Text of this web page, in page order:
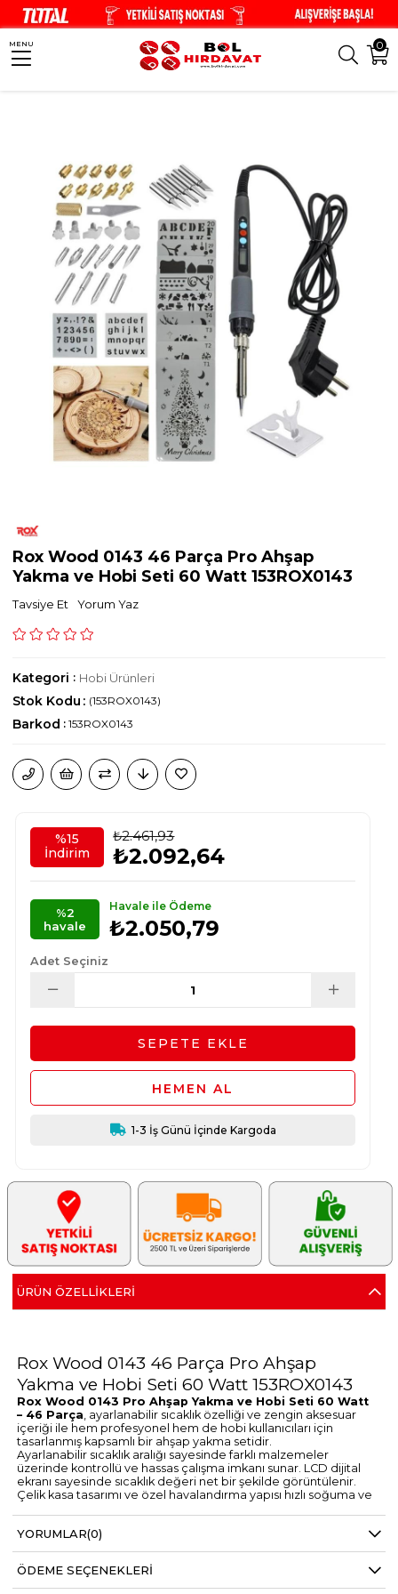
0
MENU
Rox Wood 0143 46 Parça Pro Ahşap
Yakma ve Hobi Seti 60 Watt 153ROX0143
Tavsiye Et Yorum Yaz
Kategori : Hobi Ürünleri
(153ROX0143)
Stok Kodu
Barkod : 153ROX0143
%15
İndirim
₺2.461,93
₺2.092,64
Havale ile Ödeme
₺2.050,79
%2
havale
Adet Seçiniz
1-3 İş Günü İçinde Kargoda
ÜRÜN ÖZELLIKLERI
Rox Wood 0143 46 Parça Pro Ahşap
Yakma ve Hobi Seti 60 Watt 153ROX0143
Rox Wood 0143 Pro Ahşap Yakma ve Hobi Seti 60 Watt
– 46 Parça , ayarlanabilir sıcaklık özelliği ve zengin aksesuar
içeriği ile hem profesyonel hem de hobi kullanıcıları için
tasarlanmış kapsamlı bir ahşap yakma setidir.
Ayarlanabilir sıcaklık aralığı sayesinde farklı malzemeler
üzerinde kontrollü ve hassas çalışma imkanı sunar. LCD dijital
ekranı sayesinde sıcaklık değeri net bir şekilde görüntülenir.
Çelik kasa tasarımı ve özel havalandırma yapısı hızlı soğuma ve
Ayarlanabilir sıcaklık (180ºC – 500ºC)
Termostatik kontrol ve yüksek ısı stabilizasyonu
Okunaklı LCD dijital ekran
Çelik kasa ve gelişmiş havalandırma sistemi
Enerji tasarruflu yapı (standart havyalara göre %70 daha düşük
YORUMLAR(0)
ÖDEME SEÇENEKLERI